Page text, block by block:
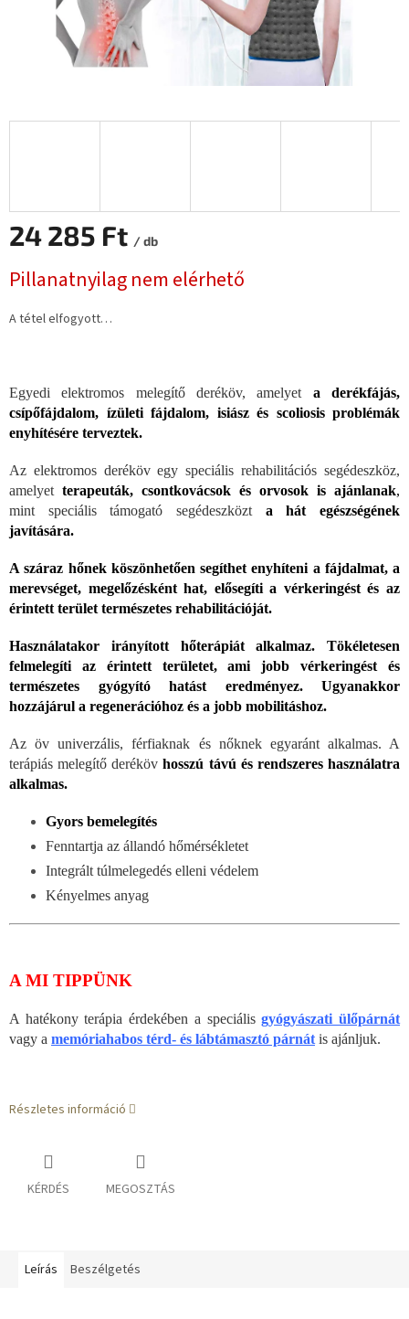
24 285 Ft / db
Pillanatnyilag nem elérhető
A tétel elfogyott…
Egyedi elektromos melegítő deréköv, amelyet a derékfájás,
csípőfájdalom, ízületi fájdalom, isiász és scoliosis problémák
enyhítésére terveztek.
Az elektromos deréköv egy speciális rehabilitációs segédeszköz,
amelyet terapeuták, csontkovácsok és orvosok is ajánlanak,
mint speciális támogató segédeszközt a hát egészségének
javítására.
A száraz hőnek köszönhetően segíthet enyhíteni a fájdalmat, a
merevséget, megelőzésként hat, elősegíti a vérkeringést és az
érintett terület természetes rehabilitációját.
Használatakor irányított hőterápiát alkalmaz. Tökéletesen
felmelegíti az érintett területet, ami jobb vérkeringést és
természetes gyógyító hatást eredményez. Ugyanakkor
hozzájárul a regenerációhoz és a jobb mobilitáshoz.
Az öv univerzális, férfiaknak és nőknek egyaránt alkalmas. A
terápiás melegítő derékövhosszú távú és rendszeres használatra
alkalmas.
Gyors bemelegítés
Fenntartja az állandó hőmérsékletet
Integrált túlmelegedés elleni védelem
Kényelmes anyag
A MI TIPPÜNK
A hatékony terápia érdekében a speciálisgyógyászati ülőpárnát
vagy a memóriahabos térd- és lábtámasztó párnát is ajánljuk.
Részletes információ
KÉRDÉS MEGOSZTÁS
Leírás Beszélgetés